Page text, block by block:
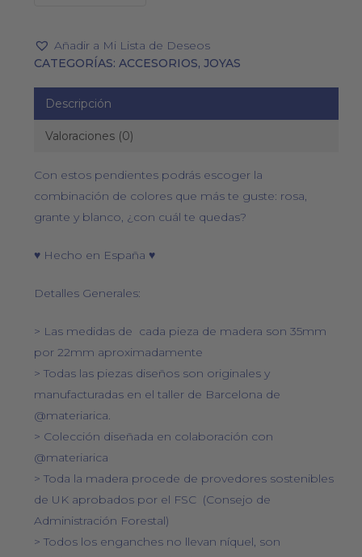
Añadir a Mi Lista de Deseos
CATEGORÍAS: ACCESORIOS, JOYAS
Descripción
Valoraciones (0)
Con estos pendientes podrás escoger la
combinación de colores que más te guste: rosa,
grante y blanco, ¿con cuál te quedas?
♥ Hecho en España ♥
Detalles Generales:
> Las medidas de cada pieza de madera son 35mm
por 22mm aproximadamente
> Todas las piezas diseños son originales y
manufacturadas en el taller de Barcelona de
@materiarica.
> Colección diseñada en colaboración con
@materiarica
> Toda la madera procede de provedores sostenibles
de UK aprobados por el FSC (Consejo de
Administración Forestal)
> Todos los enganches no llevan níquel, son